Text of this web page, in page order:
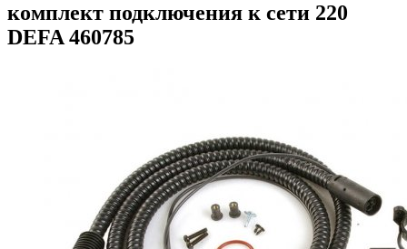
комплект подключения к сети 220
DEFA 460785